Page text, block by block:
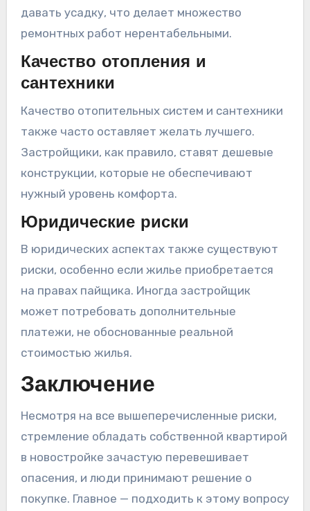
давать усадку, что делает множество
ремонтных работ нерентабельными.
Качество отопления и
сантехники
Качество отопительных систем и сантехники
также часто оставляет желать лучшего.
Застройщики, как правило, ставят дешевые
конструкции, которые не обеспечивают
нужный уровень комфорта.
Юридические риски
В юридических аспектах также существуют
риски, особенно если жилье приобретается
на правах пайщика. Иногда застройщик
может потребовать дополнительные
платежи, не обоснованные реальной
стоимостью жилья.
Заключение
Несмотря на все вышеперечисленные риски,
стремление обладать собственной квартирой
в новостройке зачастую перевешивает
опасения, и люди принимают решение о
покупке. Главное — подходить к этому вопросу